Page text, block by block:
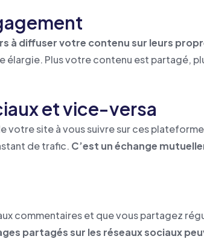
à diffuser votre contenu sur leurs
élargie. Plus votre contenu est partagé,
et vice-versa
votre site à vous suivre sur ces
de trafic. C’est un échange
commentaires et que vous partagez
partagés sur les réseaux sociaux